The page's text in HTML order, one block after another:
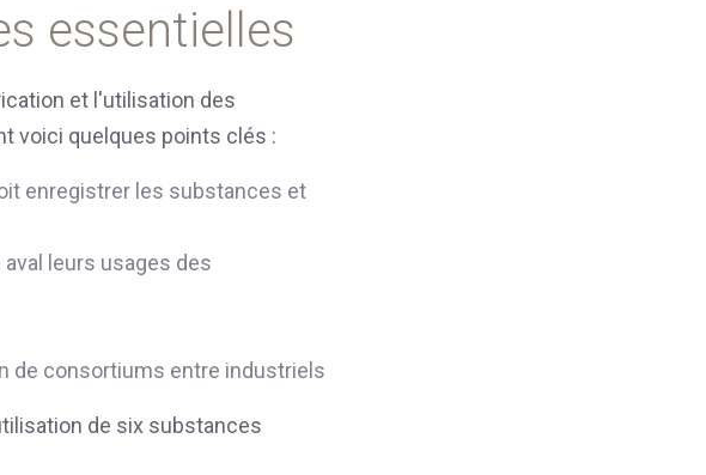
essentielles
et l'utilisation des
voici quelques points clés :
enregistrer les substances et
leurs usages des
de consortiums entre industriels
de six substances